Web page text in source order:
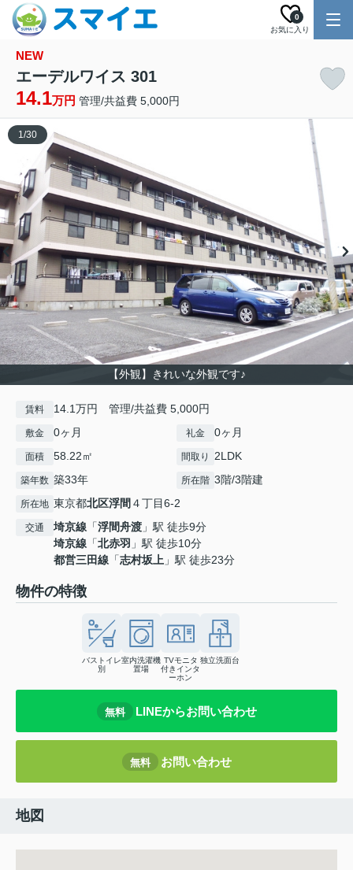
お気に入り
0
NEW
エーデルワイス 301
14.1万円 管理/共益費 5,000円
【外観】きれいな外観です♪
1/30
賃料 14.1万円 管理/共益費 5,000円
敷金 0ヶ月 礼金 0ヶ月
面積 58.22㎡ 間取り 2LDK
築年数 築33年 所在階 3階/3階建
所在地 東京都北区浮間 ４丁目6-2
交通 埼京線 「浮間舟渡 」駅 徒歩9分
埼京線 「北赤羽 」駅 徒歩10分
都営三田線 「志村坂上 」駅 徒歩23分
物件の特徴
バストイレ
別
室内洗濯機
置場
TVモニタ
付きインタ
ーホン
独立洗面台
無料 LINEからお問い合わせ
無料 お問い合わせ
地図